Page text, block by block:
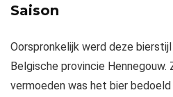
Saison
Oorspronkelijk werd deze
Belgische provincie Hennegouw.
vermoeden was het bier